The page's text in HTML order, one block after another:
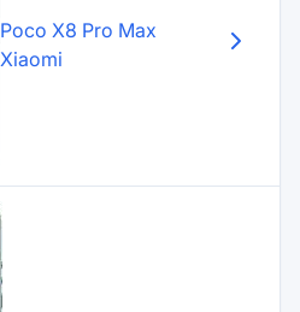
Poco X8 Pro Max
Xiaomi